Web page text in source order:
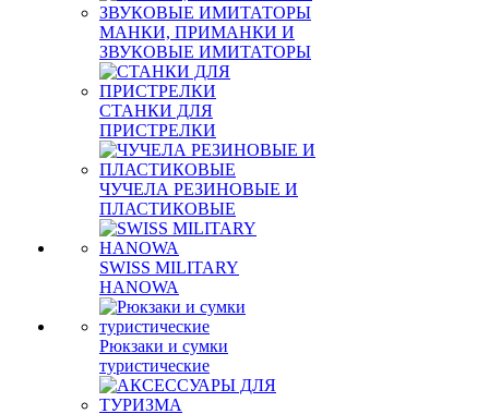
МАНКИ, ПРИМАНКИ И
ЗВУКОВЫЕ ИМИТАТОРЫ
СТАНКИ ДЛЯ
ПРИСТРЕЛКИ
ЧУЧЕЛА РЕЗИНОВЫЕ И
ПЛАСТИКОВЫЕ
SWISS MILITARY
HANOWA
Рюкзаки и сумки
туристические